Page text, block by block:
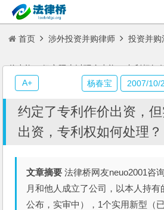
首页 涉外投资并购律师 投资并购
价出资，但实际上以现金出资，专利权如
约定了专利作价出资，
出资，专利权如何处理？
文章摘要 法律桥网友neuo2001咨
月和他人成立了公司，以本人持有
公布，实审中），1个实用新型（
杨春宝 2007/10/
A+